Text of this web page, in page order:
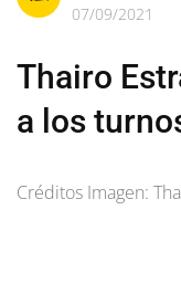
07/09/2021
Thairo
a los
Créditos Imagen: